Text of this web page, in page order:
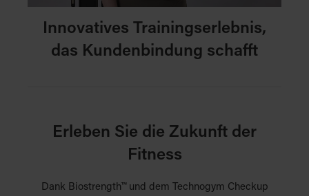
Innovatives Trainingserlebnis,
das Kundenbindung schafft
Erleben Sie die Zukunft der
Fitness
Dank Biostrength™ und dem Technogym Checkup